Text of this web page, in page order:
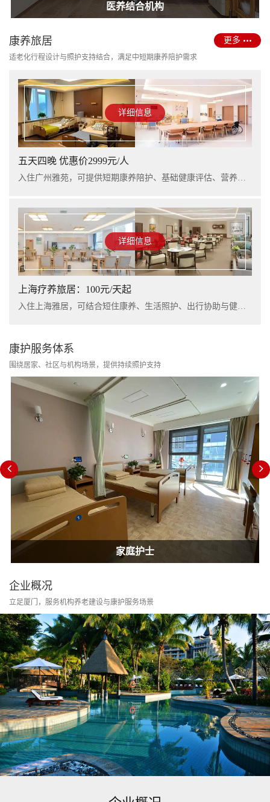
护理型养老院建设
医养结合机构
康养旅居
适老化行程设计与照护支持结合，满足中短期康养陪护需求
更多
详细信息
五天四晚 优惠价2999元/人
详细信息
上海疗养旅居：100元/天起
康护服务体系
围绕居家、社区与机构场景，提供持续照护支持
居家康护
家庭护士
居家康护
家庭护士
企业概况
立足厦门，服务机构养老建设与康护服务场景